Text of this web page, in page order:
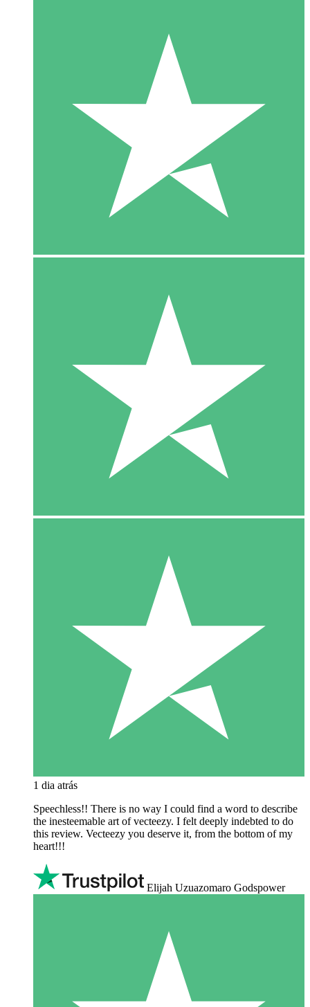
1 dia atrás
Speechless!! There is no way I could find a word to describe
the inesteemable art of vecteezy. I felt deeply indebted to do
this review. Vecteezy you deserve it, from the bottom of my
heart!!!
Elijah Uzuazomaro Godspower